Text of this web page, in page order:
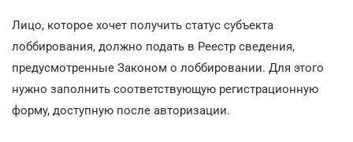
Лицо, которое хочет получить статус субъекта
лоббирования, должно подать в Реестр сведения,
предусмотренные Законом о лоббировании. Для этого
нужно заполнить соответствующую регистрационную
форму, доступную после авторизации.